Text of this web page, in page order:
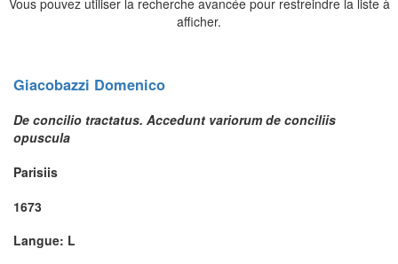
afficher.
Giacobazzi Domenico
De concilio tractatus. Accedunt variorum de conciliis
opuscula
Parisiis
1673
Langue: L